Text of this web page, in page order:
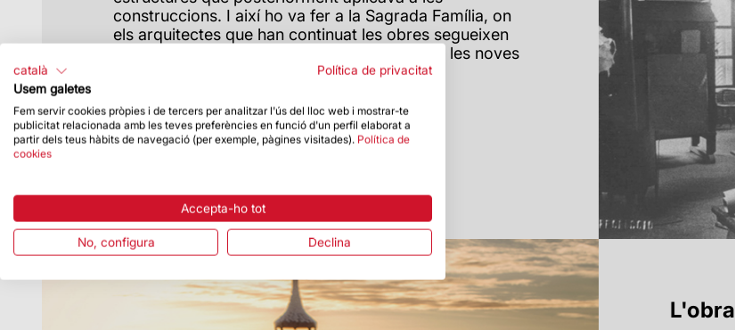
construccions. I així ho va fer a la Sagrada Família, on
els arquitectes que han continuat les obres segueixen
aplicant aquest mètode, avui dia assistits per les noves
L'obra
català
Política de privacitat
Usem galetes
Fem servir cookies pròpies i de tercers per analitzar l'ús del lloc web i mostrar-te
publicitat relacionada amb les teves preferències en funció d'un perfil elaborat a
partir dels teus hàbits de navegació (per exemple, pàgines visitades). Política de
cookies
Accepta-ho tot
No, configura Declina